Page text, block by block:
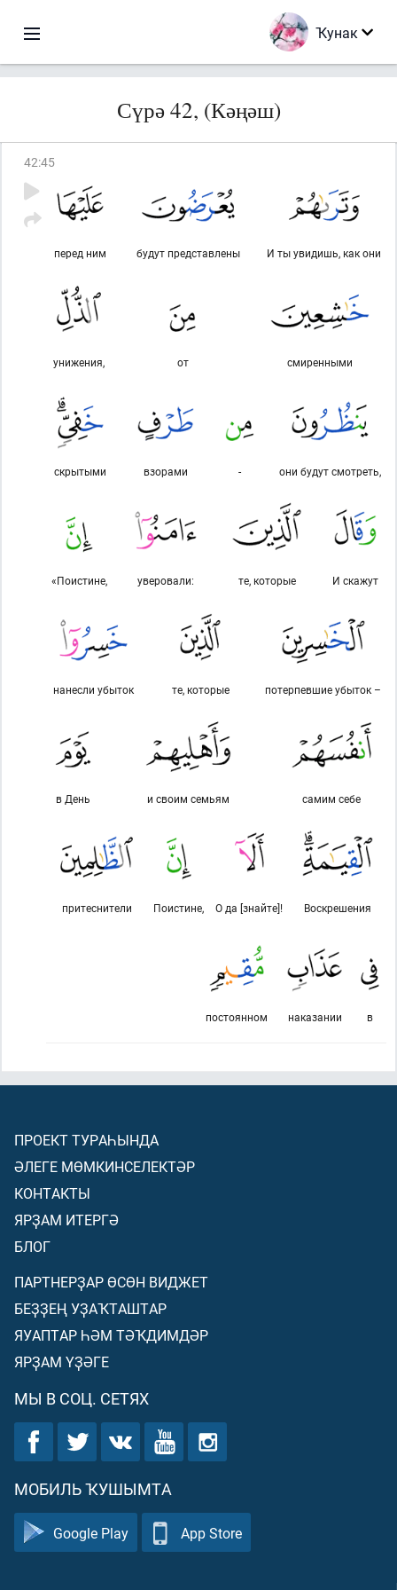
Ҡунак
Сүрә 42, (Кәңәш)
42:45
И ты увидишь, как они
будут представлены
перед ним
смиренными
от
унижения,
они будут смотреть,
-
взорами
скрытыми
И скажут
те, которые
уверовали:
«Поистине,
потерпевшие убыток –
те, которые
нанесли убыток
самим себе
и своим семьям
в День
Воскрешения
О да [знайте]!
Поистине,
притеснители
в
наказании
постоянном
ПРОЕКТ ТУРАҺЫНДА
ӘЛЕГЕ МӨМКИНСЕЛЕКТӘР
КОНТАКТЫ
ЯРҘАМ ИТЕРГӘ
БЛОГ
ПАРТНЕРҘАР ӨСӨН ВИДЖЕТ
БЕҘҘЕҢ УҘАҠТАШТАР
ЯУАПТАР ҺӘМ ТӘҠДИМДӘР
ЯРҘАМ ҮҘӘГЕ
МЫ В СОЦ. СЕТЯХ
МОБИЛЬ ҠУШЫМТА
Google Play App Store